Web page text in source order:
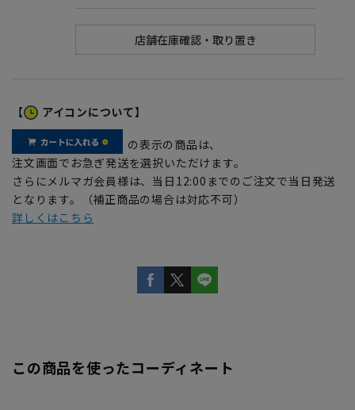
【 アイコンについて】
の表示の商品は、
注文画面でお急ぎ発送を選択いただけます。
さらにメルマガ会員様は、当日12:00までのご注文で当日発送
となります。（補正商品の場合は対応不可）
詳しくはこちら
この商品を使ったコーディネート